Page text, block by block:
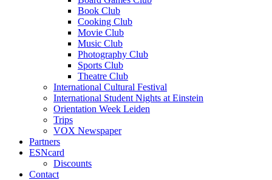
Book Club
Cooking Club
Movie Club
Music Club
Photography Club
Sports Club
Theatre Club
International Cultural Festival
International Student Nights at Einstein
Orientation Week Leiden
Trips
VOX Newspaper
Partners
ESNcard
Discounts
Contact